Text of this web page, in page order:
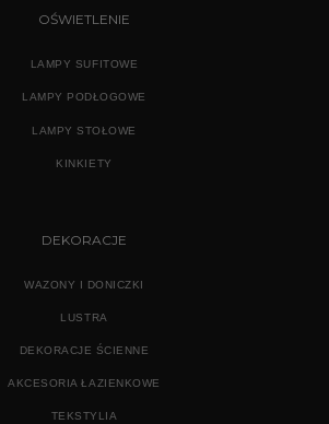
OŚWIETLENIE
LAMPY SUFITOWE
LAMPY PODŁOGOWE
LAMPY STOŁOWE
KINKIETY
DEKORACJE
WAZONY I DONICZKI
LUSTRA
DEKORACJE ŚCIENNE
AKCESORIA ŁAZIENKOWE
TEKSTYLIA